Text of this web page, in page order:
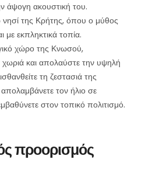
άψογη ακουστική του.
νησί της Κρήτης, όπου ο μύθος
με εκπληκτικά τοπία.
χώρο της Κνωσού,
χωριά και απολαύστε την υψηλή
τη ζεστασιά της
τον ήλιο σε
στον τοπικό πολιτισμό.
προορισμός